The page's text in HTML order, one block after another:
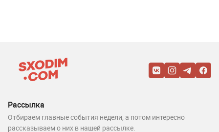
Рассылка
Отбираем главные события недели, а потом интересно
рассказываем о них в нашей рассылке.